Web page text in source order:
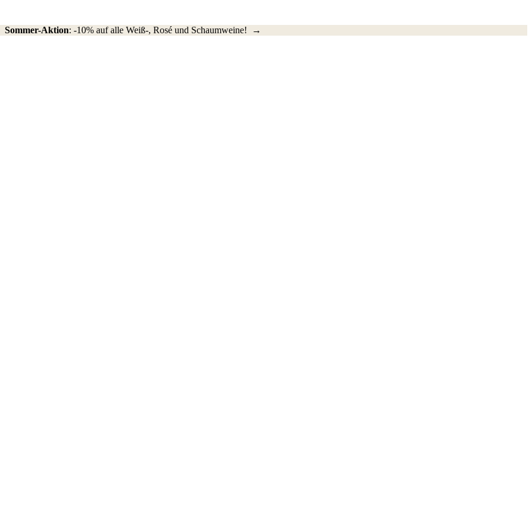
Sommer-Aktion: -10% auf alle Weiß-, Rosé und Schaumweine! →